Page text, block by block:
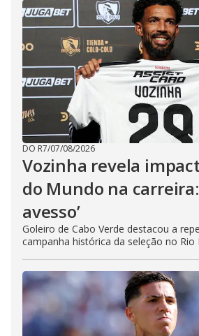
DO R7/07/08/2026
Vozinha revela
do Mundo na carreira:
avesso’
Goleiro de Cabo Verde destacou a
campanha histórica da seleção no Rio